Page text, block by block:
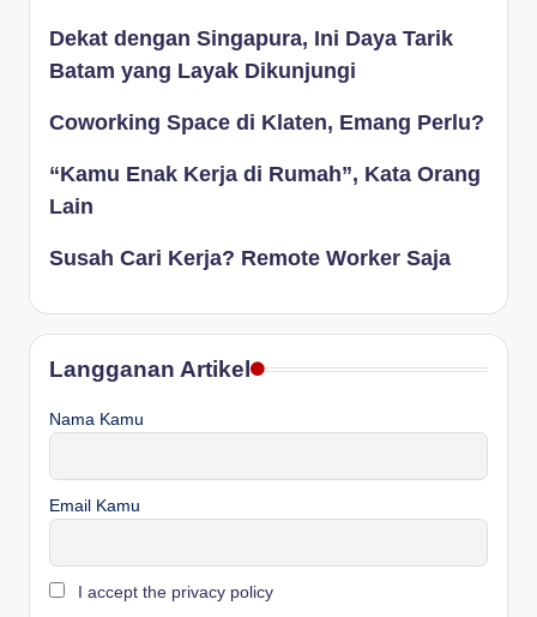
Dekat dengan Singapura, Ini Daya Tarik
Batam yang Layak Dikunjungi
Coworking Space di Klaten, Emang Perlu?
“Kamu Enak Kerja di Rumah”, Kata Orang
Lain
Susah Cari Kerja? Remote Worker Saja
Langganan Artikel
Nama Kamu
Email Kamu
I accept the privacy policy